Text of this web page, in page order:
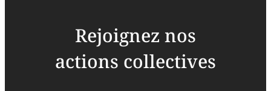
Rejoignez nos
actions collectives